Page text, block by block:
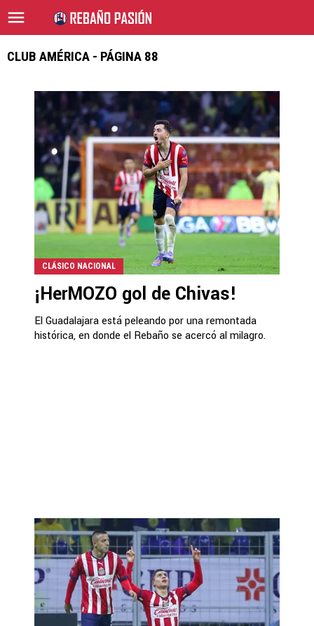
CLUB AMÉRICA - PÁGINA 88
CLÁSICO NACIONAL
¡HerMOZO gol de Chivas!
El Guadalajara está peleando por una remontada
histórica, en donde el Rebaño se acercó al milagro.